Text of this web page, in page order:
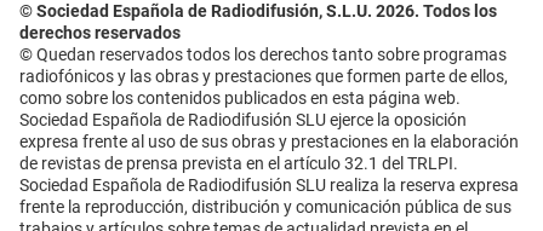
© Sociedad Española de Radiodifusión, S.L.U. 2026. Todos los
derechos reservados
© Quedan reservados todos los derechos tanto sobre programas
radiofónicos y las obras y prestaciones que formen parte de ellos,
como sobre los contenidos publicados en esta página web.
Sociedad Española de Radiodifusión SLU ejerce la oposición
expresa frente al uso de sus obras y prestaciones en la elaboración
de revistas de prensa prevista en el artículo 32.1 del TRLPI.
Sociedad Española de Radiodifusión SLU realiza la reserva expresa
frente la reproducción, distribución y comunicación pública de sus